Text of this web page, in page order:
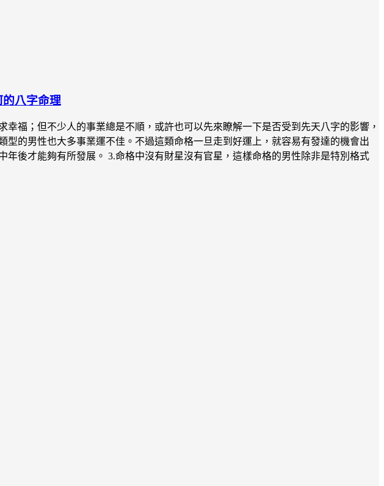
八字命理
福；但不少人的事業總是不順，或許也可以先來瞭解一下是否受到先天八字的影響，
的男性也大多事業運不佳。不過這類命格一旦走到好運上，就容易有發達的機會出
後才能夠有所發展。 3.命格中沒有財星沒有官星，這樣命格的男性除非是特別格式